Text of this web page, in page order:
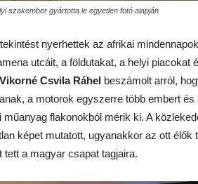
szakember gyártotta le egyetlen fotó alapján
nyerhettek az afrikai
utcáit, a földutakat, a helyi
Vikorné Csvila Ráhel beszámolt arról,
a motorok egyszerre több embert
műanyag flakonokból mérik ki. A
képet mutatott, ugyanakkor az ott
tett a magyar csapat tagjaira.